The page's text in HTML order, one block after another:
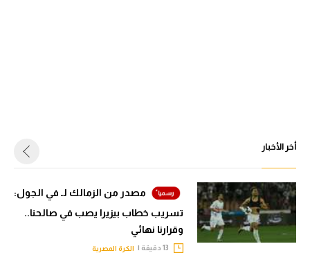
أخر الأخبار
مصدر من الزمالك لـ في الجول:
تسريب خطاب بيزيرا يصب في صالحنا..
وقرارنا نهائي
الكرة المصرية